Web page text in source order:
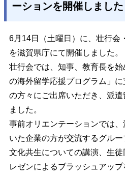
ーションを開催しました
6月14日（土曜日）に、壮行会
を滋賀県庁にて開催しました。
壮行会では、知事、教育長を
の海外留学応援プログラム」
の方々にご出席いただき、派
ました。
事前オリエンテーションでは
いた企業の方が交流するグル
文化共生についての講演、生
レゼンによるブラッシュアップ